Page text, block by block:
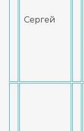
Сергей